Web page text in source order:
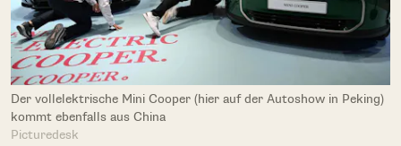
Der vollelektrische Mini Cooper (hier auf der Autoshow in Peking)
kommt ebenfalls aus China
Picturedesk